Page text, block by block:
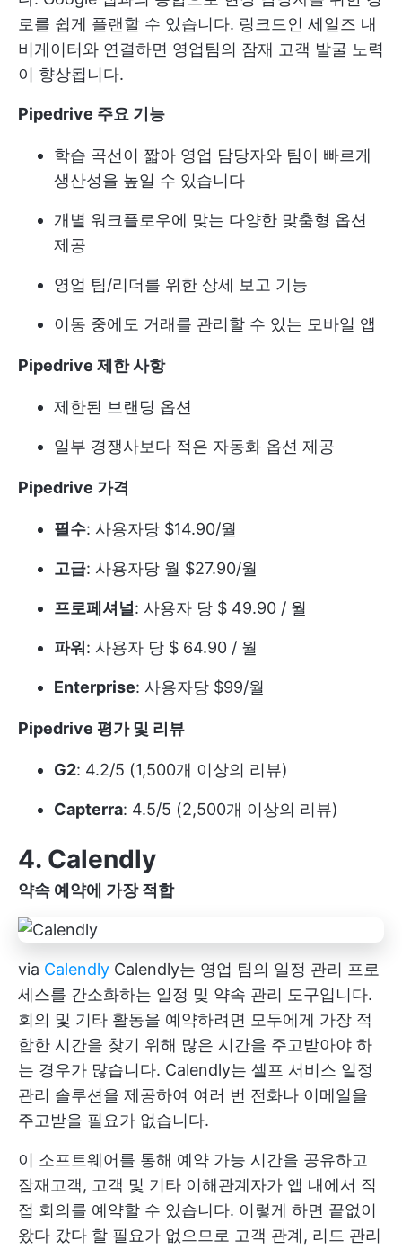
로를 쉽게 플랜할 수 있습니다. 링크드인 세일즈 내
비게이터와 연결하면 영업팀의 잠재 고객 발굴 노력
이 향상됩니다.
Pipedrive 주요 기능
학습 곡선이 짧아 영업 담당자와 팀이 빠르게
생산성을 높일 수 있습니다
개별 워크플로우에 맞는 다양한 맞춤형 옵션
제공
영업 팀/리더를 위한 상세 보고 기능
이동 중에도 거래를 관리할 수 있는 모바일 앱
Pipedrive 제한 사항
제한된 브랜딩 옵션
일부 경쟁사보다 적은 자동화 옵션 제공
Pipedrive 가격
필수: 사용자당 $14.90/월
고급: 사용자당 월 $27.90/월
프로페셔널 : 사용자 당 $ 49.90 / 월
파워 : 사용자 당 $ 64.90 / 월
Enterprise: 사용자당 $99/월
Pipedrive 평가 및 리뷰
G2: 4.2/5 (1,500개 이상의 리뷰)
Capterra: 4.5/5 (2,500개 이상의 리뷰)
4. Calendly
약속 예약에 가장 적합
via Calendly Calendly는 영업 팀의 일정 관리 프로
세스를 간소화하는 일정 및 약속 관리 도구입니다.
회의 및 기타 활동을 예약하려면 모두에게 가장 적
합한 시간을 찾기 위해 많은 시간을 주고받아야 하
는 경우가 많습니다. Calendly는 셀프 서비스 일정
관리 솔루션을 제공하여 여러 번 전화나 이메일을
주고받을 필요가 없습니다.
이 소프트웨어를 통해 예약 가능 시간을 공유하고
잠재고객, 고객 및 기타 이해관계자가 앱 내에서 직
접 회의를 예약할 수 있습니다. 이렇게 하면 끝없이
왔다 갔다 할 필요가 없으므로 고객 관계, 리드 관리